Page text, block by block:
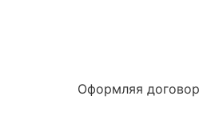
Оформляя